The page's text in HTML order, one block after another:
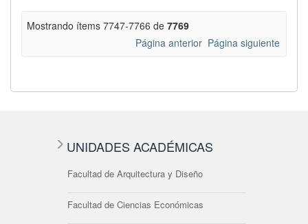
Mostrando ítems 7747-7766 de 7769
Página anterior Página siguiente
UNIDADES ACADÉMICAS
Facultad de Arquitectura y Diseño
Facultad de Ciencias Económicas